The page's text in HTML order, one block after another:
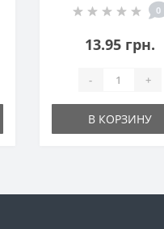
0
13.95 грн.
- +
В КОРЗИНУ